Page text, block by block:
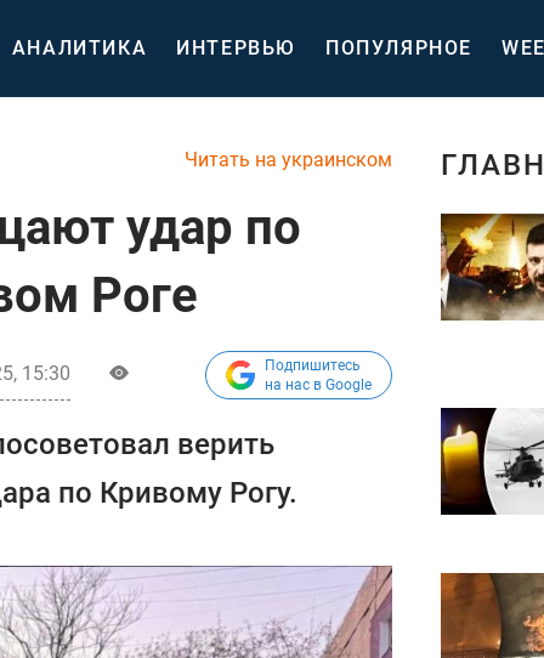
АНАЛИТИКА ИНТЕРВЬЮ ПОПУЛЯРНОЕ
Читать на украинском
удар по
Роге
15:30
Подпишитесь
на нас в Google
верить
по Кривому Рогу.